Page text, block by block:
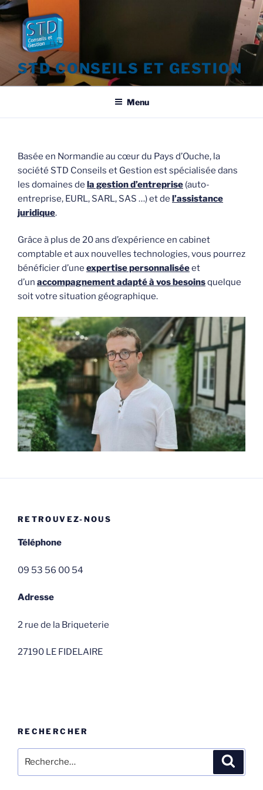
Aller
au
contenu
principal
STD CONSEILS ET GESTION
Menu
Basée en Normandie au cœur du Pays d’Ouche, la
société STD Conseils et Gestion est spécialisée dans
les domaines de la gestion d’entreprise (auto-
entreprise, EURL, SARL, SAS …) et de l’assistance
juridique.
Grâce à plus de 20 ans d’expérience en cabinet
comptable et aux nouvelles technologies, vous pourrez
bénéficier d’une expertise personnaliséeet
d’un accompagnement adapté à vos besoinsquelque
soit votre situation géographique.
RETROUVEZ-NOUS
Téléphone
09 53 56 00 54
Adresse
2 rue de la Briqueterie
27190 LE FIDELAIRE
RECHERCHER
pour